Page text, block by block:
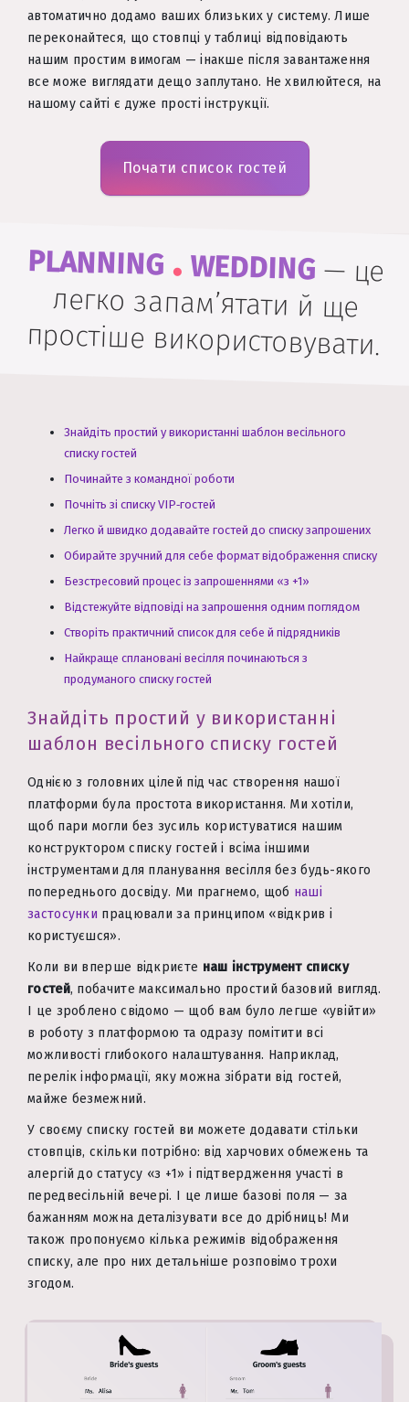
автоматично додамо ваших близьких у систему. Лише
переконайтеся, що стовпці у таблиці відповідають
нашим простим вимогам — інакше після завантаження
все може виглядати дещо заплутано. Не хвилюйтеся, на
нашому сайті є дуже прості інструкції.
Почати список гостей
PLANNING . WEDDING— це
легко запам’ятати й ще
простіше використовувати.
Знайдіть простий у використанні шаблон весільного
списку гостей
Починайте з командної роботи
Почніть зі списку VIP‑гостей
Легко й швидко додавайте гостей до списку запрошених
Обирайте зручний для себе формат відображення списку
Безстресовий процес із запрошеннями «з +1»
Відстежуйте відповіді на запрошення одним поглядом
Створіть практичний список для себе й підрядників
Найкраще сплановані весілля починаються з
продуманого списку гостей
Знайдіть простий у використанні
шаблон весільного списку гостей
Однією з головних цілей під час створення нашої
платформи була простота використання. Ми хотіли,
щоб пари могли без зусиль користуватися нашим
конструктором списку гостей і всіма іншими
інструментами для планування весілля без будь-якого
попереднього досвіду. Ми прагнемо, щоб наші
застосунки працювали за принципом «відкрив і
користуєшся».
Коли ви вперше відкриєте наш інструмент списку
гостей, побачите максимально простий базовий вигляд.
І це зроблено свідомо — щоб вам було легше «увійти»
в роботу з платформою та одразу помітити всі
можливості глибокого налаштування. Наприклад,
перелік інформації, яку можна зібрати від гостей,
майже безмежний.
У своєму списку гостей ви можете додавати стільки
стовпців, скільки потрібно: від харчових обмежень та
алергій до статусу «з +1» і підтвердження участі в
передвесільній вечері. І це лише базові поля — за
бажанням можна деталізувати все до дрібниць! Ми
також пропонуємо кілька режимів відображення
списку, але про них детальніше розповімо трохи
згодом.